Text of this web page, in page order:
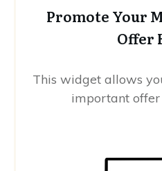
Promote Your
Offer
This widget allows
important